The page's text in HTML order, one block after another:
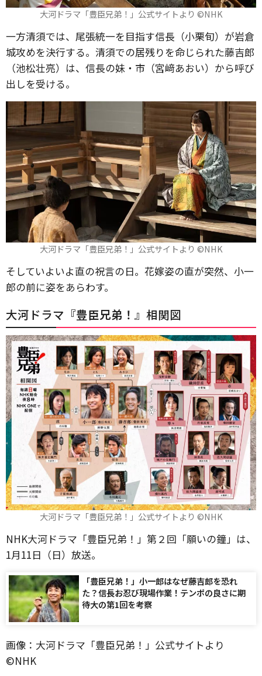
大河ドラマ「豊臣兄弟！」公式サイトより ©️NHK
一方清須では、尾張統一を目指す信長（小栗旬）が岩倉
城攻めを決行する。清須での居残りを命じられた藤吉郎
（池松壮亮）は、信長の妹・市（宮﨑あおい）から呼び
出しを受ける。
大河ドラマ「豊臣兄弟！」公式サイトより ©️NHK
そしていよいよ直の祝言の日。花嫁姿の直が突然、小一
郎の前に姿をあらわす。
大河ドラマ『豊臣兄弟！ 』相関図
大河ドラマ「豊臣兄弟！」公式サイトより ©️NHK
NHK大河ドラマ「豊臣兄弟！」第２回「願いの鐘」は、
1月11日（日）放送。
「豊臣兄弟！」小一郎はなぜ藤吉郎を恐れ
た？信長お忍び現場作業！テンポの良さに期
待大の第1回を考察
画像：大河ドラマ「豊臣兄弟！」公式サイトより
©️NHK